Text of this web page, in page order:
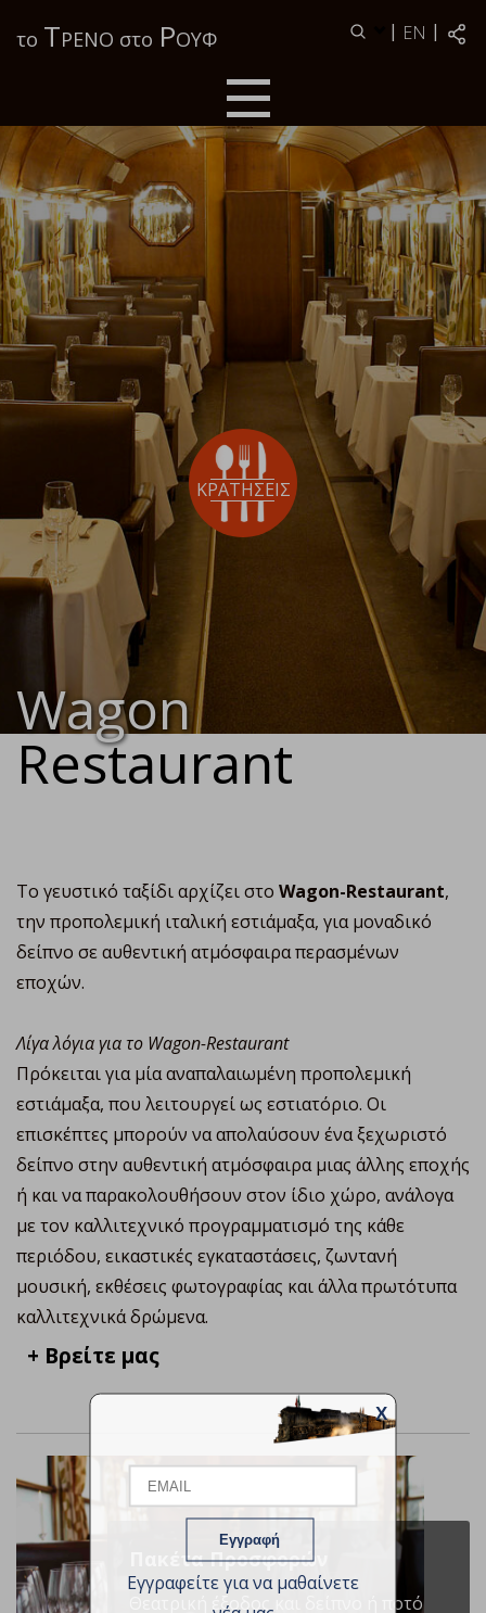
X
Name
Εγγραφείτε για να μαθαίνετε
το ΤΡΕΝΟ στο ΡΟΥΦ | EN |
Wagon
Restaurant
ΚΡΑΤΗΣΕΙΣ
Το γευστικό ταξίδι αρχίζει στο Wagon-Restaurant,
την προπολεμική ιταλική εστιάμαξα, για μοναδικό
δείπνο σε αυθεντική ατμόσφαιρα περασμένων
εποχών.
Λίγα λόγια για το Wagon-Restaurant
Πρόκειται για μία αναπαλαιωμένη προπολεμική
εστιάμαξα, που λειτουργεί ως εστιατόριο. Οι
επισκέπτες μπορούν να απολαύσουν ένα ξεχωριστό
δείπνο στην αυθεντική ατμόσφαιρα μιας άλλης εποχής
ή και να παρακολουθήσουν στον ίδιο χώρο, ανάλογα
με τον καλλιτεχνικό προγραμματισμό της κάθε
περιόδου, εικαστικές εγκαταστάσεις, ζωντανή
μουσική, εκθέσεις φωτογραφίας και άλλα πρωτότυπα
καλλιτεχνικά δρώμενα.
+ Βρείτε μας
Πακέτα Προσφορών
Θεατρική έξοδος και δείπνο ή ποτό